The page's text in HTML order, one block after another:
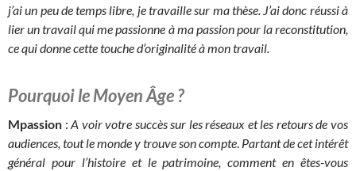
j’ai un peu de temps libre, je travaille sur ma thèse. J’ai donc réussi à
lier un travail qui me passionne à ma passion pour la reconstitution,
ce qui donne cette touche d’originalité à mon travail.
Pourquoi le Moyen Âge ?
Mpassion :A voir votre succès sur les réseaux et les retours de vos
audiences, tout le monde y trouve son compte. Partant de cet intérêt
général pour l’histoire et le patrimoine, comment en êtes-vous